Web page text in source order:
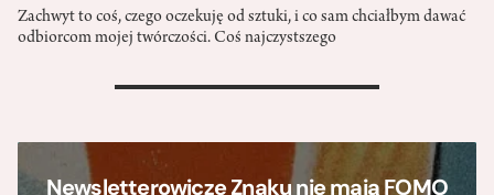
Zachwyt to coś, czego oczekuję od sztuki, i co sam chciałbym dawać
odbiorcom mojej twórczości. Coś najczystszego
>
Newsletterowicze Znaku nie mają FOMO